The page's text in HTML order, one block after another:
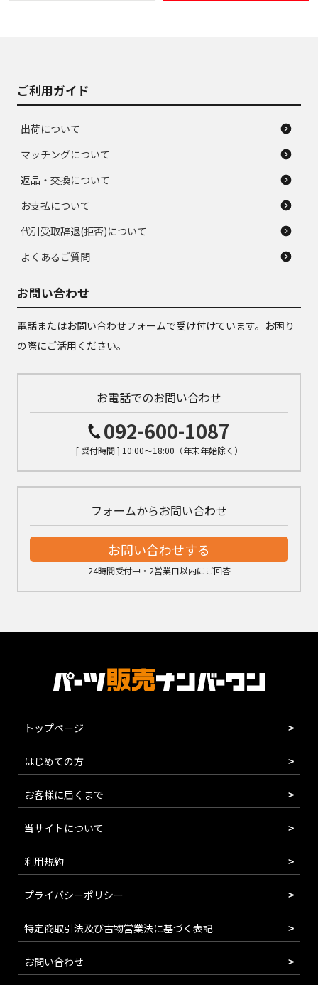
ご利用ガイド
出荷について
マッチングについて
返品・交換について
お支払について
代引受取辞退(拒否)について
よくあるご質問
お問い合わせ
電話またはお問い合わせフォームで受け付けています。お困り
の際にご活用ください。
お電話でのお問い合わせ
092-600-1087
[ 受付時間 ] 10:00～18:00（年末年始除く）
フォームからお問い合わせ
お問い合わせする
24時間受付中・2営業日以内にご回答
トップページ
はじめての方
お客様に届くまで
当サイトについて
利用規約
プライバシーポリシー
特定商取引法及び古物営業法に基づく表記
お問い合わせ